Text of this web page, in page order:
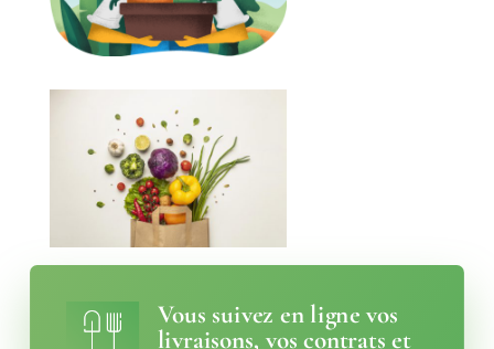
Vous suivez en ligne vos
livraisons, vos contrats et